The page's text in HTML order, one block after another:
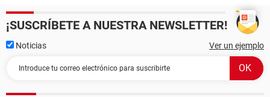
¡SUSCRÍBETE A NUESTRA NEWSLETTER!
Noticias Ver un ejemplo